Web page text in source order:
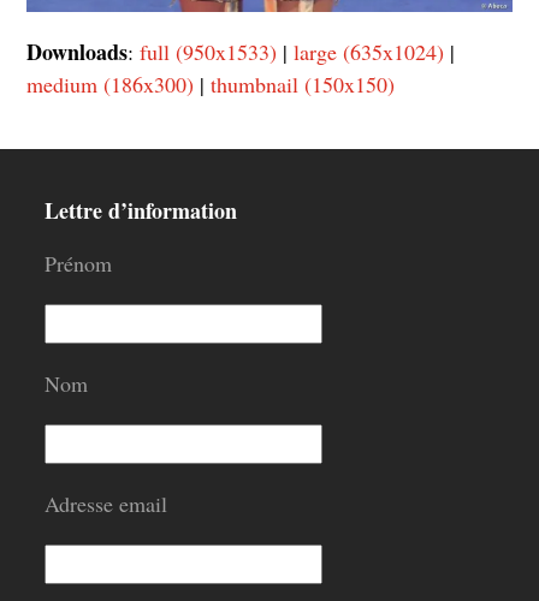
Downloads:full (950x1533) |large (635x1024) |
medium (186x300) |thumbnail (150x150)
Lettre d’information
Prénom
Nom
Adresse email